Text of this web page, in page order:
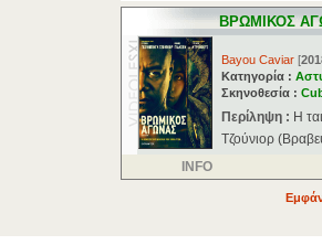
ΒΡΩΜΙΚΟΣ
Bayou Caviar [
Κατηγορία :
Σκηνοθεσία :
Περίληψη : Η
Τζούνιορ
INFO